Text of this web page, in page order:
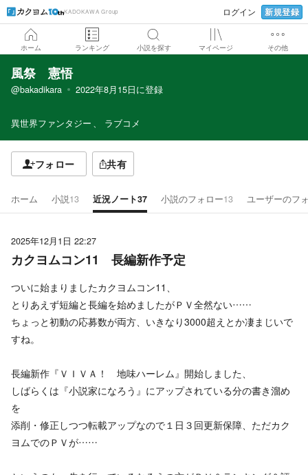
KADOKAWA Group ログイン 新規登録
ホーム ランキング 小説を探す マイページ その他
風祭 憲悟
@bakadikara 2022年8月15日に登録
異世界ファンタジー ラブコメ
フォロー 共有
ホーム 小説13 近況ノート37 小説のフォロー13 ユーザーのフ
2025年12月1日 22:27
カクヨムコン11 長編新作予定
ついに始まりましたカクヨムコン11、
とりあえず短編と長編を始めましたがＰＶ全然ない……
ちょっと初動の応募数が両方、いきなり3000超えとか凄まじいで
すね。
長編新作『ＶＩＶＡ！ 地味ハーレム』開始しました、
しばらくは『小説家になろう』にアップされている分の書き溜め
を
添削・修正しつつ転載アップなので１日３回更新保障、ただカク
ヨムでのＰＶが……